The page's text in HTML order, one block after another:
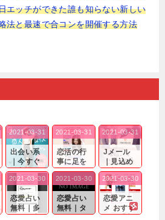
エッチができた誰も知らない新しい
法と最速で合コンを開催する方法
出会い系
｜今すぐ
仲良くな
れる相手
探しをし
たいと...
2021-03-31
恋活の行
事に足を
運んでも
出会いの
チャンス
が訪れ...
2021-03-31
Jメール
｜見込め
る効果が
確実なも
のであっ
ても…...
2021-03-31
恋愛占い
無料｜多
2021-03-30
恋愛占い
無料｜タ
2021-03-30
恋愛アニ
メ おすす
2021-03-30